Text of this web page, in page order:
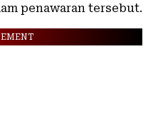
penawaran tersebut.